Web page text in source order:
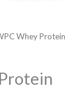
Whey Protein